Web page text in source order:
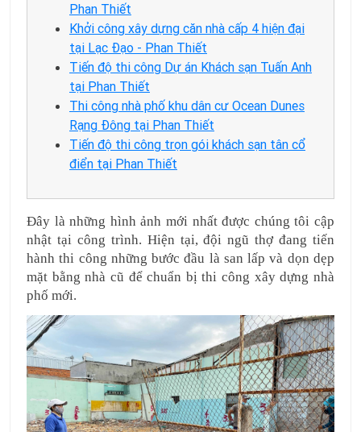
Phan Thiết
Khởi công xây dựng căn nhà cấp 4 hiện đại
tại Lạc Đạo - Phan Thiết
Tiến độ thi công Dự án Khách sạn Tuấn Anh
tại Phan Thiết
Thi công nhà phố khu dân cư Ocean Dunes
Rạng Đông tại Phan Thiết
Tiến độ thi công trọn gói khách sạn tân cổ
điển tại Phan Thiết
Đây là những hình ảnh mới nhất được chúng tôi cập
nhật tại công trình. Hiện tại, đội ngũ thợ đang tiến
hành thi công những bước đầu là san lấp và dọn dẹp
mặt bằng nhà cũ để chuẩn bị thi công xây dựng nhà
phố mới.